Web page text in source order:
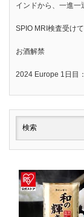
インドから、一進一
SPIO MRI検査受け
お酒解禁
2024 Europe 1日目